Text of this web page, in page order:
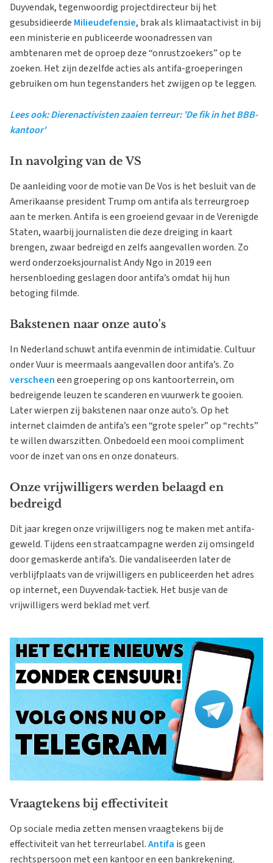
Duyvendak, tegenwoordig projectdirecteur bij het
gesubsidieerde Milieudefensie, brak als klimaatactivist in bij
een ministerie en publiceerde woonadressen van
ambtenaren met de oproep deze “onrustzoekers” op te
zoeken. Het zijn dezelfde acties als antifa-groeperingen
gebruiken om hun tegenstanders het zwijgen op te leggen.
Lees ook: Dierenactivisten zaaien terreur: 'De fik in het BBB-
kantoor'
In navolging van de VS
De aanleiding voor de motie van De Vos is het besluit van de
Amerikaanse president Trump om antifa als terreurgroep
aan te merken. Antifa is een groeiend gevaar in de Verenigde
Staten, waarbij journalisten die deze dreiging in kaart
brengen, zwaar bedreigd en zelfs aangevallen worden. Zo
werd onderzoeksjournalist Andy Ngo in 2019 een
hersenbloeding geslagen door antifa’s omdat hij hun
betoging filmde.
Bakstenen naar onze auto's
In Nederland schuwt antifa evenmin de intimidatie. Cultuur
onder Vuur is meermaals aangevallen door antifa’s. Zo
verscheeneen groepering op ons kantoorterrein, om
bedreigende leuzen te scanderen en vuurwerk te gooien.
Later wierpen zij bakstenen naar onze auto’s. Op het
internet claimden de antifa’s een “grote speler” op “rechts”
te willen dwarszitten. Onbedoeld een mooi compliment
voor de inzet van ons en onze donateurs.
Onze vrijwilligers werden belaagd en
bedreigd
Dit jaar kregen onze vrijwilligers nog te maken met antifa-
geweld. Tijdens een straatcampagne werden zij omsingeld
door gemaskerde antifa’s. Die vandaliseerden later de
verblijfplaats van de vrijwilligers en publiceerden het adres
op internet, een Duyvendak-tactiek. Het busje van de
vrijwilligers werd beklad met verf.
Vraagtekens bij effectiviteit
Op sociale media zetten mensen vraagtekens bij de
effectiviteit van het terreurlabel.Antifa is geen
rechtspersoon met een kantoor en een bankrekening.